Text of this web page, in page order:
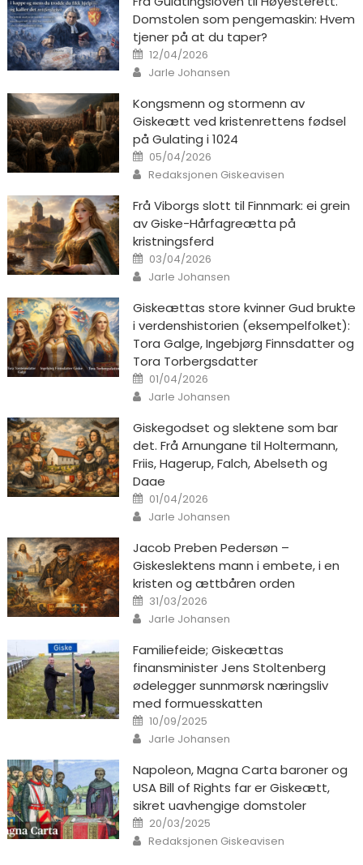
Domstolen som pengemaskin: Hvem
tjener på at du taper?
Posted on
12/04/2026
Author
Jarle Johansen
Kongsmenn og stormenn av
Giskeætt ved kristenrettens fødsel
på Gulating i 1024
Posted on
05/04/2026
Author
Redaksjonen Giskeavisen
Frå Viborgs slott til Finnmark: ei grein
av Giske-Hårfagreætta på
kristningsferd
Posted on
03/04/2026
Author
Jarle Johansen
Giskeættas store kvinner Gud brukte
i verdenshistorien (eksempelfolket):
Tora Galge, Ingebjørg Finnsdatter og
Tora Torbergsdatter
Posted on
01/04/2026
Author
Jarle Johansen
Giskegodset og slektene som bar
det. Frå Arnungane til Holtermann,
Friis, Hagerup, Falch, Abelseth og
Daae
Posted on
01/04/2026
Author
Jarle Johansen
Jacob Preben Pedersøn –
Giskeslektens mann i embete, i en
kristen og ættbåren orden
Posted on
31/03/2026
Author
Jarle Johansen
Familiefeide; Giskeættas
finansminister Jens Stoltenberg
ødelegger sunnmørsk næringsliv
med formuesskatten
Posted on
10/09/2025
Author
Jarle Johansen
Napoleon, Magna Carta baroner og
USA Bill of Rights far er Giskeætt,
sikret uavhengige domstoler
Posted on
20/03/2025
Author
Redaksjonen Giskeavisen